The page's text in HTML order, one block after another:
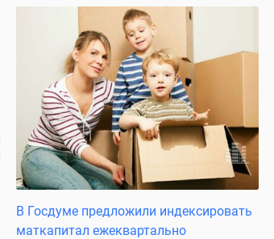
В Госдуме предложили индексировать
маткапитал ежеквартально